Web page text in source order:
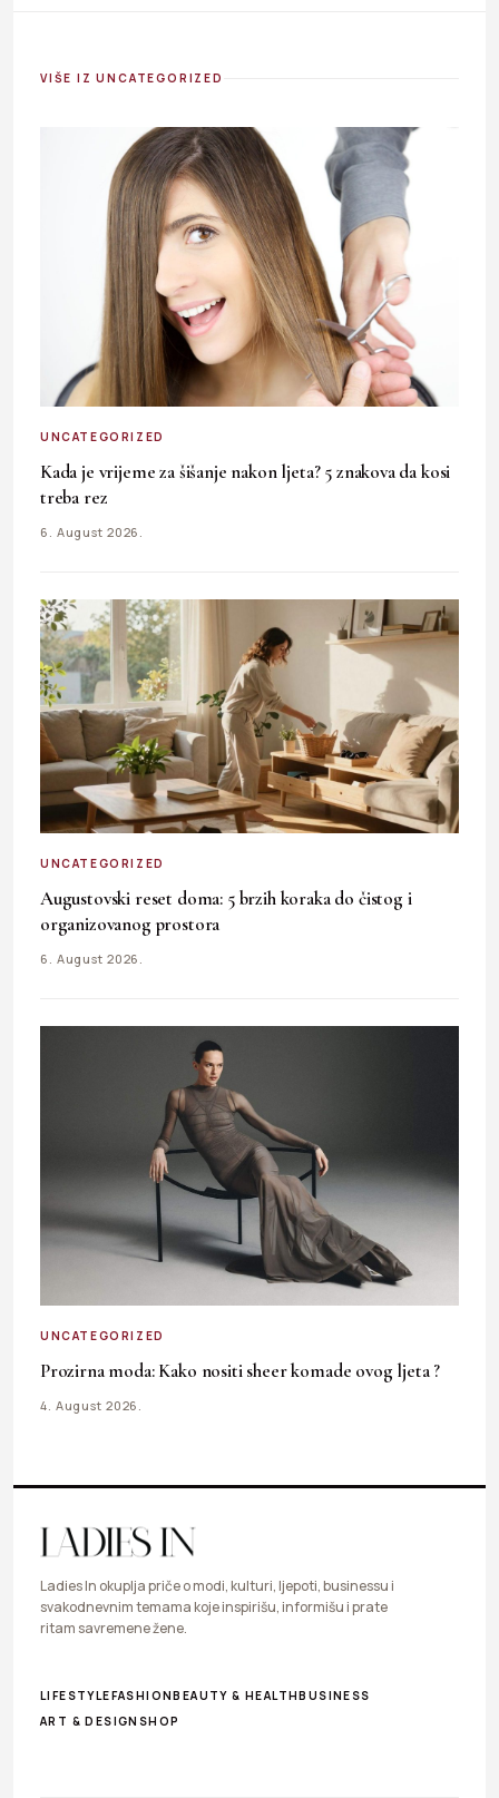
VIŠE IZ UNCATEGORIZED
UNCATEGORIZED
Kada je vrijeme za šišanje nakon ljeta? 5 znakova da kosi
treba rez
6. August 2026.
UNCATEGORIZED
Augustovski reset doma: 5 brzih koraka do čistog i
organizovanog prostora
6. August 2026.
UNCATEGORIZED
Prozirna moda: Kako nositi sheer komade ovog ljeta ?
4. August 2026.
Ladies In okuplja priče o modi, kulturi, ljepoti, businessu i
svakodnevnim temama koje inspirišu, informišu i prate
ritam savremene žene.
LIFESTYLEFASHIONBEAUTY & HEALTHBUSINESS
ART & DESIGN SHOP